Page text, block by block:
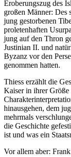
Eroberungszug des
großen Männer: Des
jung gestorbenen
proletenhaften
jung auf den Thron
Justinian II. und
Byzanz vor den
genommen hatten.
Thiess erzählt die
Kaiser in ihrer
hinausgehen, dem
mehrmals
die Geschichte
ist und was ein
Vor allem aber: